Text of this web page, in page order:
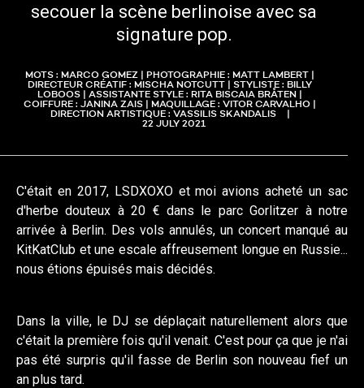
secouer la scène berlinoise avec sa
signature pop.
MOTS : MARCO GOMEZ | PHOTOGRAPHIE : MATT LAMBERT |
DIRECTEUR CRÉATIF : MISCHA NOTCUTT | STYLISTE : BILLY
LOBOOS | ASSISTANTE STYLE : RITA BISCAIA BRÅTEN |
COIFFURE : JANINA ZAIS | MAQUILLAGE : VITOR CARVALHO |
DIRECTION ARTISTIQUE : VASSILIS SKANDALIS
22 JULY 2021
C'était en 2017, LSDXOXO et moi avions acheté un sac
d'herbe douteux à 20 € dans le parc Gorlitzer à notre
arrivée à Berlin. Des vols annulés, un concert manqué au
KitKatClub et une escale affreusement longue en Russie...
nous étions épuisés mais décidés.
Dans la ville, le DJ se déplaçait naturellement alors que
c'était la première fois qu'il venait. C'est pour ça que je n'ai
pas été surpris qu'il fasse de Berlin son nouveau fief un
an plus tard.